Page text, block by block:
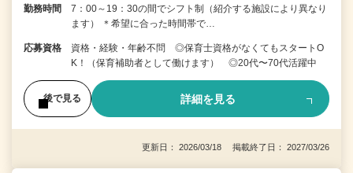
勤務時間
7：00～19：30の間でシフト制（紹介する施設により異なり
ます） ＊希望に合った時間帯で…
応募資格
資格・経験・年齢不問 ◎保育士資格がなくてもスタートO
K！（保育補助者として働けます） ◎20代〜70代活躍中
後で見る 詳細を見る
更新日： 2026/03/18 掲載終了日： 2027/03/26